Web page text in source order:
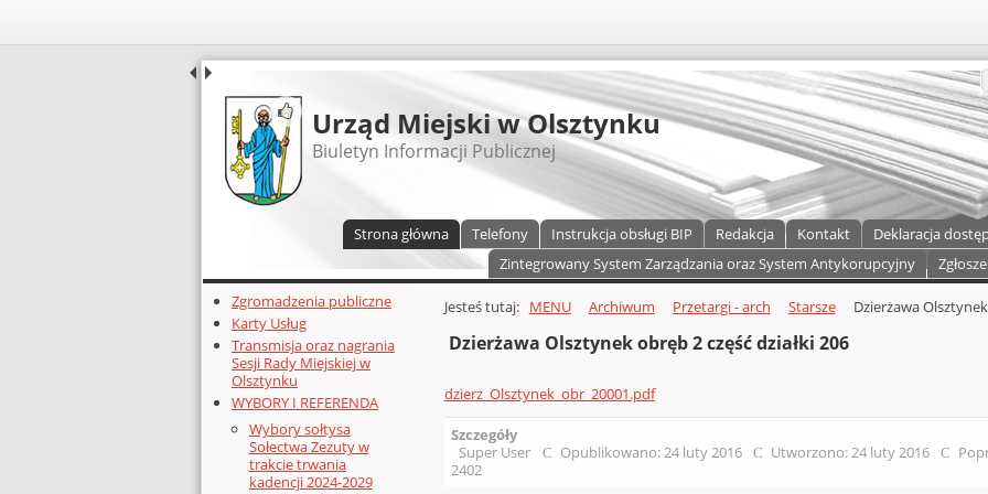
UDOSTĘPNIJ
Urząd Miejski w Olsztynku
Biuletyn Informacji Publicznej
Strona główna Telefony Instrukcja obsługi BIP Redakcja Kontakt Deklaracja
Zintegrowany System Zarządzania oraz System Antykorupcyjny
Dodatkowe zasoby (lewa kolumna)
Zgromadzenia publiczne
Karty Usług
Transmisja oraz nagrania
Sesji Rady Miejskiej w
Olsztynku
WYBORY I REFERENDA
Wybory sołtysa
Sołectwa Zezuty w
trakcie trwania
kadencji 2024-2029
Głównej zawartości
Jesteś tutaj: MENU Archiwum Przetargi - arch Starsze Dzierżawa
Dzierżawa Olsztynek obręb 2 część działki 206
dzierz_Olsztynek_obr_20001.pdf
Szczegóły
Super User
Opublikowano: 24 luty 2016 Utworzono: 24 luty 2016
2402